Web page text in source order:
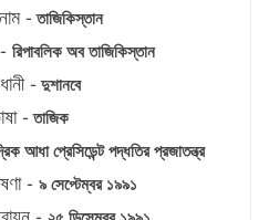
- তাজিকিস্তান
রিপাবলিক অব তাজিকিস্তান
- দুশানবে
- তাজিক
আধা প্রেসিডেন্ট পদ্ধতির প্রজাতন্ত্র
- ৯ সেপ্টেম্বর ১৯৯১